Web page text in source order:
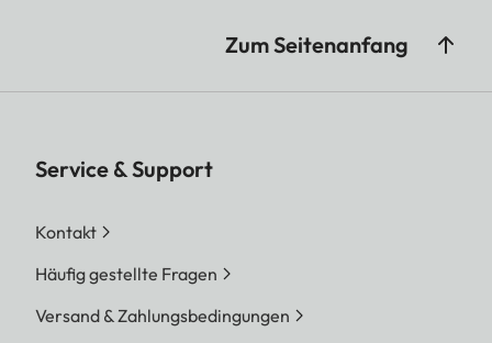
Zum Seitenanfang
Service & Support
Kontakt
Häufig gestellte Fragen
Versand & Zahlungsbedingungen